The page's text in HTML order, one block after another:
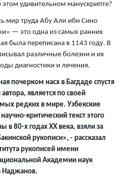
этом удивительном манускрипте?
мир труда Абу Али ибн Сино
— это одна из самых ранних
была переписана в 1143 году. В
различные болезни и их
диагностики и лечения.
почерком насх в Багдаде спустя
является по своей
редких в мире. Узбекские
критический текст этого
в 80-х годах ХХ века, взяли за
рукописи», - рассказал
рукописей имени
Академии наук
Наджанов.